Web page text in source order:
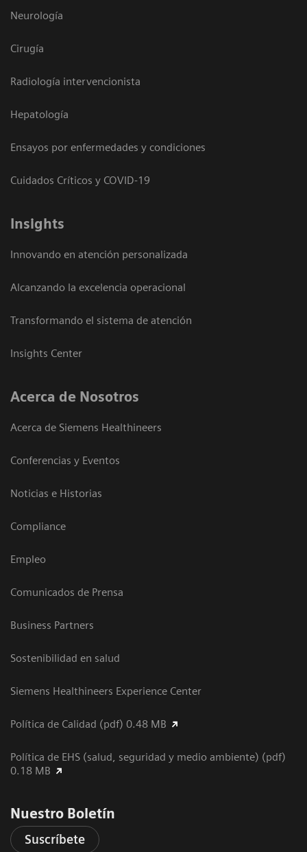
Neurología
Cirugía
Radiología intervencionista
Hepatología
Ensayos por enfermedades y condiciones
Cuidados Críticos y COVID-19
Insights
Innovando en atención personalizada
Alcanzando la excelencia operacional
Transformando el sistema de atención
Insights Center
Acerca de Nosotros
Acerca de Siemens Healthineers
Conferencias y Eventos
Noticias e Historias
Compliance
Empleo
Comunicados de Prensa
Business Partners
Sostenibilidad en salud
Siemens Healthineers Experience Center
Política de Calidad (pdf) 0.48 MB
Política de EHS (salud, seguridad y medio ambiente) (pdf)
0.18 MB
Nuestro Boletín
Suscríbete